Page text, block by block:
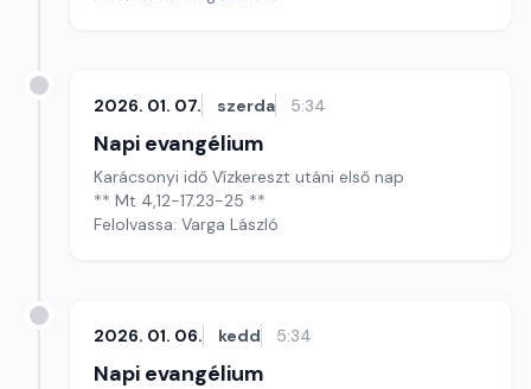
2026. 01. 07. szerda 5:34
Napi evangélium
Karácsonyi idő Vízkereszt utáni első nap
** Mt 4,12-17.23-25 **
Felolvassa: Varga László
2026. 01. 06. kedd 5:34
Napi evangélium